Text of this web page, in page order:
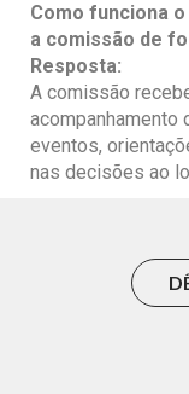
Como funciona o
a comissão de
Resposta:
A comissão
acompanhamento
eventos,
nas decisões ao